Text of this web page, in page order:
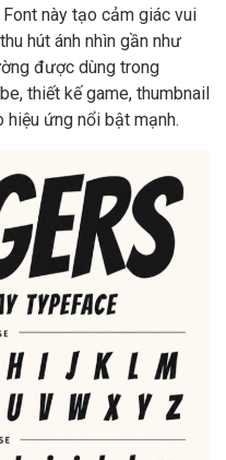
này tạo cảm giác vui
hút ánh nhìn gần như
được dùng trong
thiết kế game, thumbnail
ứng nổi bật mạnh.